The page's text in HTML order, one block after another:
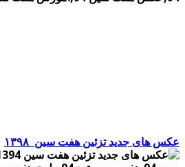
عکس های جدید تزئین هفت سین